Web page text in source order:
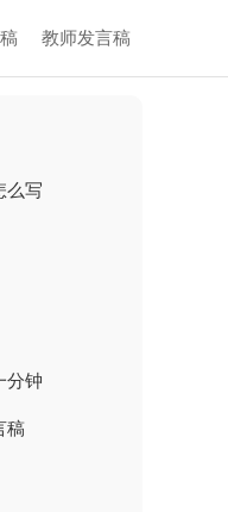
教师发言稿
么写
分钟
稿